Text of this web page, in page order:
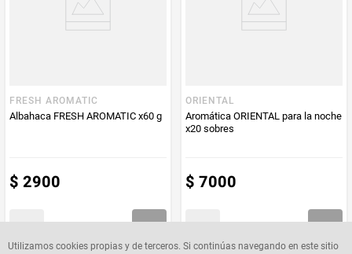
Utilizamos cookies propias y de terceros. Si continúas navegando en este sitio
FRESH AROMATIC
Albahaca FRESH AROMATIC x60 g
$ 2900
ORIENTAL
Aromática ORIENTAL para la noche
x20 sobres
$ 7000